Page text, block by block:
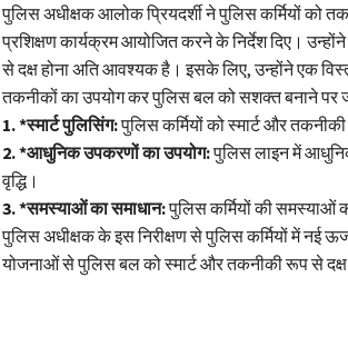
पुलिस अधीक्षक आलोक प्रियदर्शी ने पुलिस कर्मियों को
प्रशिक्षण कार्यक्रम आयोजित करने के निर्देश दिए।
से दक्ष होना अति आवश्यक है। इसके लिए, उन्होंने एक
तकनीकों का उपयोग कर पुलिस बल को सशक्त बनाने पर
1. *स्मार्ट पुलिसिंग:पुलिस कर्मियों को स्मार्ट और
2. *आधुनिक उपकरणों का उपयोग:पुलिस लाइन में
वृद्धि।
3. *समस्याओं का समाधान:पुलिस कर्मियों की समस्याओं
पुलिस अधीक्षक के इस निरीक्षण से पुलिस कर्मियों में नई
योजनाओं से पुलिस बल को स्मार्ट और तकनीकी रूप से दक्ष